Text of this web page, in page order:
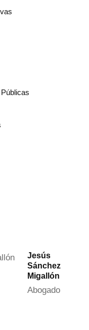
Jesús
Sánchez
Migallón
Abogado